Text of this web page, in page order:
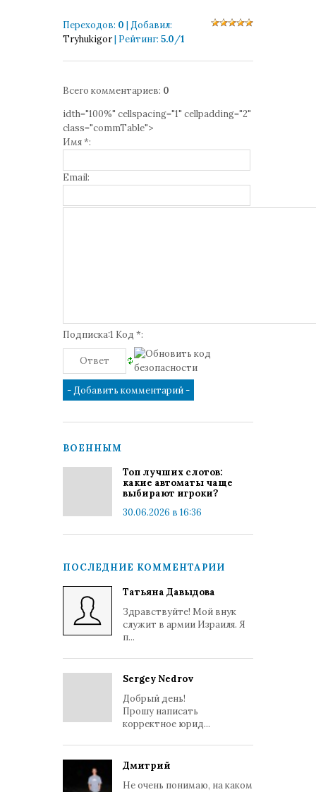
Переходов: 0 | Добавил:
Tryhukigor| Рейтинг: 5.0/1
Всего комментариев: 0
idth="100%" cellspacing="1" cellpadding="2"
class="commTable">
Имя *:
Email:
Подписка:1 Код *:
ВОЕННЫМ
Топ лучших слотов:
какие автоматы чаще
выбирают игроки?
30.06.2026 в 16:36
ПОСЛЕДНИЕ КОММЕНТАРИИ
Татьяна Давыдова
Здравствуйте! Мой внук
служит в армии Израиля. Я
п...
Sergey Nedrov
Добрый день!
Прошу написать
корректное юрид...
Дмитрий
Не очень понимаю, на каком